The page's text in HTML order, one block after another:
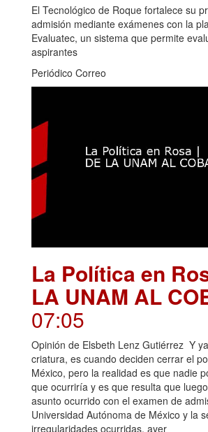
El Tecnológico de Roque fortalece su
admisión mediante exámenes con la
Evaluatec, un sistema que permite
aspirantes
Periódico Correo
La Política en
LA UNAM AL
07:05
Opinión de Elsbeth Lenz Gutiérrez Y
criatura, es cuando deciden cerrar el
México, pero la realidad es que nadie
que ocurriría y es que resulta que
asunto ocurrido con el examen de
Universidad Autónoma de México y la
irregularidades ocurridas, ayer